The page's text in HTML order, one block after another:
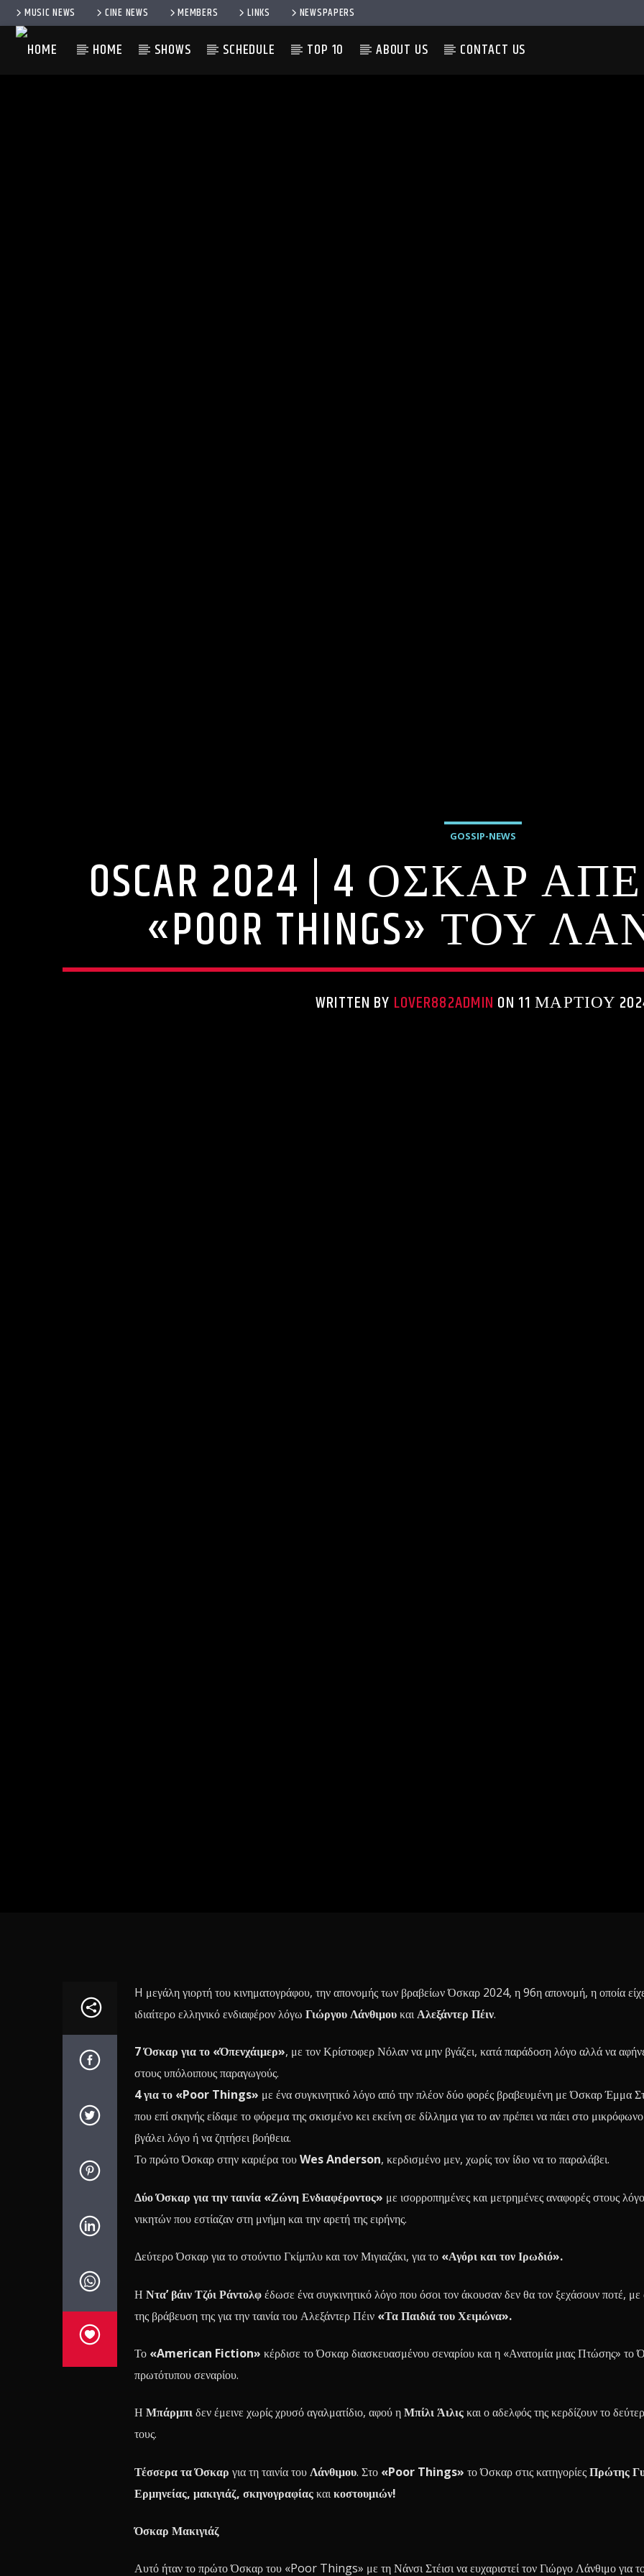
MUSIC NEWS CINE NEWS MEMBERS LINKS NEWSPAPERS
HOME SHOWS SCHEDULE TOP 10 ABOUT US CONTACT US
GOSSIP-NEWS
OSCAR 2024 | 4 ΟΣΚΑΡ
«POOR THINGS» ΤΟΥ
WRITTEN BY LOVER882ADMIN ON 11 ΜΑΡΤΊΟΥ
H μεγάλη γιορτή του κινηματογράφου, την απονομής των βραβείων Όσκαρ 2024, η 96η απονομή, η οποία
ιδιαίτερο ελληνικό ενδιαφέρον λόγω Γιώργου ΛάνθιμουκαιΑλεξάντερ Πέιν.
7 Όσκαρ για το «Όπενχάιμερ», με τον Κρίστοφερ Νόλαν να μην βγάζει, κατά παράδοση λόγο αλλά να
στους υπόλοιπους παραγωγούς.
4 για το «Poor Things» με ένα συγκινητικό λόγο από την πλέον δύο φορές βραβευμένη με Όσκαρ Έμμα
που επί σκηνής είδαμε το φόρεμα της σκισμένο κει εκείνη σε δίλλημα για το αν πρέπει να πάει στο
βγάλει λόγο ή να ζητήσει βοήθεια.
Το πρώτο Όσκαρ στην καριέρα τουWes Anderson, κερδισμένο μεν, χωρίς τον ίδιο να το παραλάβει.
Δύο Όσκαρ για την ταινία «Ζώνη Ενδιαφέροντος» με ισορροπημένες και μετρημένες αναφορές στους
νικητών που εστίαζαν στη μνήμη και την αρετή της ειρήνης.
Δεύτερο Όσκαρ για το στούντιο Γκίμπλυ και τον Μιγιαζάκι, για το «Αγόρι και τον Ιρωδιό».
Η Ντα’ βάιν Τζόι Ράντολφέδωσε ένα συγκινητικό λόγο που όσοι τον άκουσαν δεν θα τον ξεχάσουν ποτέ,
της βράβευση της για την ταινία του Αλεξάντερ Πέιν «Τα Παιδιά του Χειμώνα».
Το «American Fiction» κέρδισε το Όσκαρ διασκευασμένου σεναρίου και η «Ανατομία μιας Πτώσης» το
πρωτότυπου σεναρίου.
Η Μπάρμπιδεν έμεινε χωρίς χρυσό αγαλματίδιο, αφού ηΜπίλι Άιλιςκαι ο αδελφός της κερδίζουν το
τους.
Τέσσερα τα Όσκαρ για τη ταινία τουΛάνθιμου. Στο «Poor Things» το Όσκαρ στις κατηγορίεςΠρώτης
Ερμηνείας, μακιγιάζ, σκηνογραφίαςκαικοστουμιών!
Όσκαρ Μακιγιάζ
Αυτό ήταν το πρώτο Όσκαρ του «Poor Things» με τη Νάνσι Στέισι να ευχαριστεί τον Γιώργο Λάνθιμο για